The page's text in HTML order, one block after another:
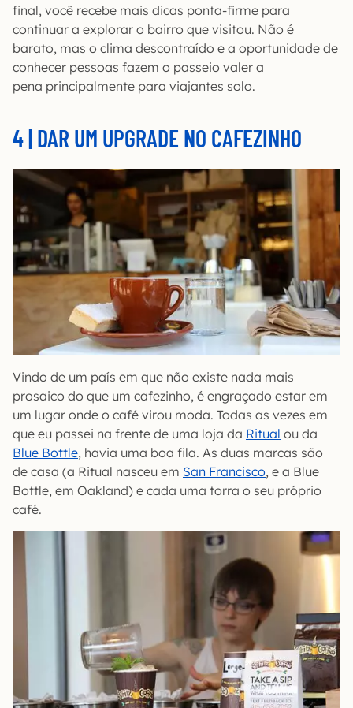
final, você recebe mais dicas ponta-firme para
continuar a explorar o bairro que visitou. Não é
barato, mas o clima descontraído e a oportunidade de
conhecer pessoas fazem o passeio valer a
pena principalmente para viajantes solo.
4 | DAR UM UPGRADE NO CAFEZINHO
Vindo de um país em que não existe nada mais
prosaico do que um cafezinho, é engraçado estar em
um lugar onde o café virou moda. Todas as vezes em
que eu passei na frente de uma loja da Ritual ou da
Blue Bottle, havia uma boa fila. As duas marcas são
de casa (a Ritual nasceu em San Francisco, e a Blue
Bottle, em Oakland) e cada uma torra o seu próprio
café.